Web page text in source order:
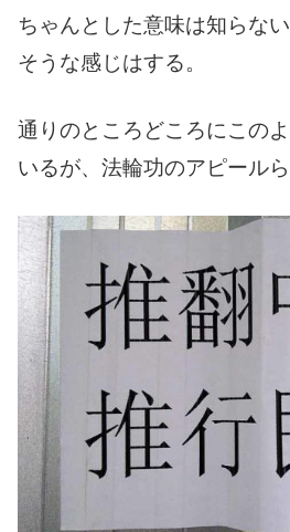
ちゃんとした意味は知らな
そうな感じはする。
通りのところどころにこの
いるが、法輪功のアピールら